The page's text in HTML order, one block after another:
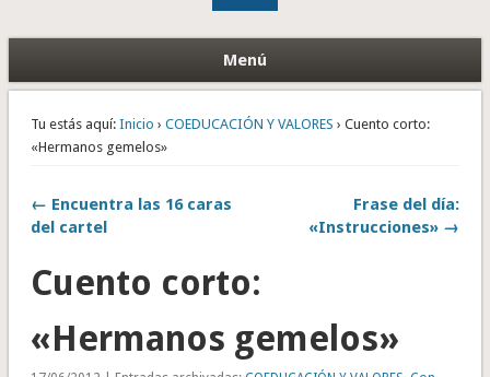
Menú
Tu estás aquí: Inicio › COEDUCACIÓN Y VALORES › Cuento corto:
«Hermanos gemelos»
← Encuentra las 16 caras
del cartel
Frase del día:
«Instrucciones» →
Cuento corto:
«Hermanos gemelos»